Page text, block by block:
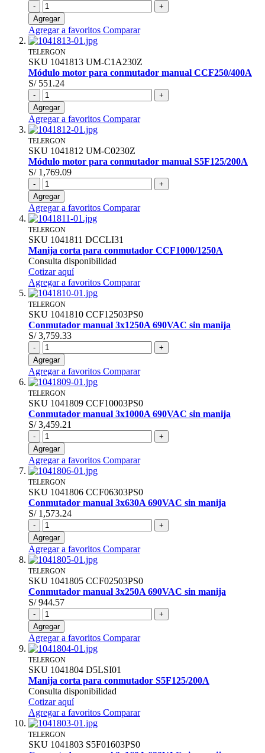
-
+
Agregar
Agregar a favoritos Comparar
TELERGON
SKU 1041813 UM-C1A230Z
Módulo motor para conmutador manual CCF250/400A
S/ 551.24
-
+
Agregar
Agregar a favoritos Comparar
TELERGON
SKU 1041812 UM-C0230Z
Módulo motor para conmutador manual S5F125/200A
S/ 1,769.09
-
+
Agregar
Agregar a favoritos Comparar
TELERGON
SKU 1041811 DCCLI31
Manija corta para conmutador CCF1000/1250A
Consulta disponibilidad
Cotizar aquí
Agregar a favoritos Comparar
TELERGON
SKU 1041810 CCF12503PS0
Conmutador manual 3x1250A 690VAC sin manija
S/ 3,759.33
-
+
Agregar
Agregar a favoritos Comparar
TELERGON
SKU 1041809 CCF10003PS0
Conmutador manual 3x1000A 690VAC sin manija
S/ 3,459.21
-
+
Agregar
Agregar a favoritos Comparar
TELERGON
SKU 1041806 CCF06303PS0
Conmutador manual 3x630A 690VAC sin manija
S/ 1,573.24
-
+
Agregar
Agregar a favoritos Comparar
TELERGON
SKU 1041805 CCF02503PS0
Conmutador manual 3x250A 690VAC sin manija
S/ 944.57
-
+
Agregar
Agregar a favoritos Comparar
TELERGON
SKU 1041804 D5LSI01
Manija corta para conmutador S5F125/200A
Consulta disponibilidad
Cotizar aquí
Agregar a favoritos Comparar
TELERGON
SKU 1041803 S5F01603PS0